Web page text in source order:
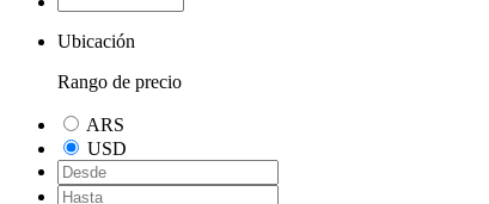
Ubicación
Rango de precio
ARS
USD